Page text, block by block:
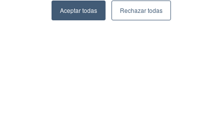
Aceptar todas Rechazar todas